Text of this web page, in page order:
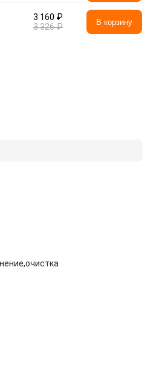
3 160 ₽
3 326 ₽
В корзину
очистка